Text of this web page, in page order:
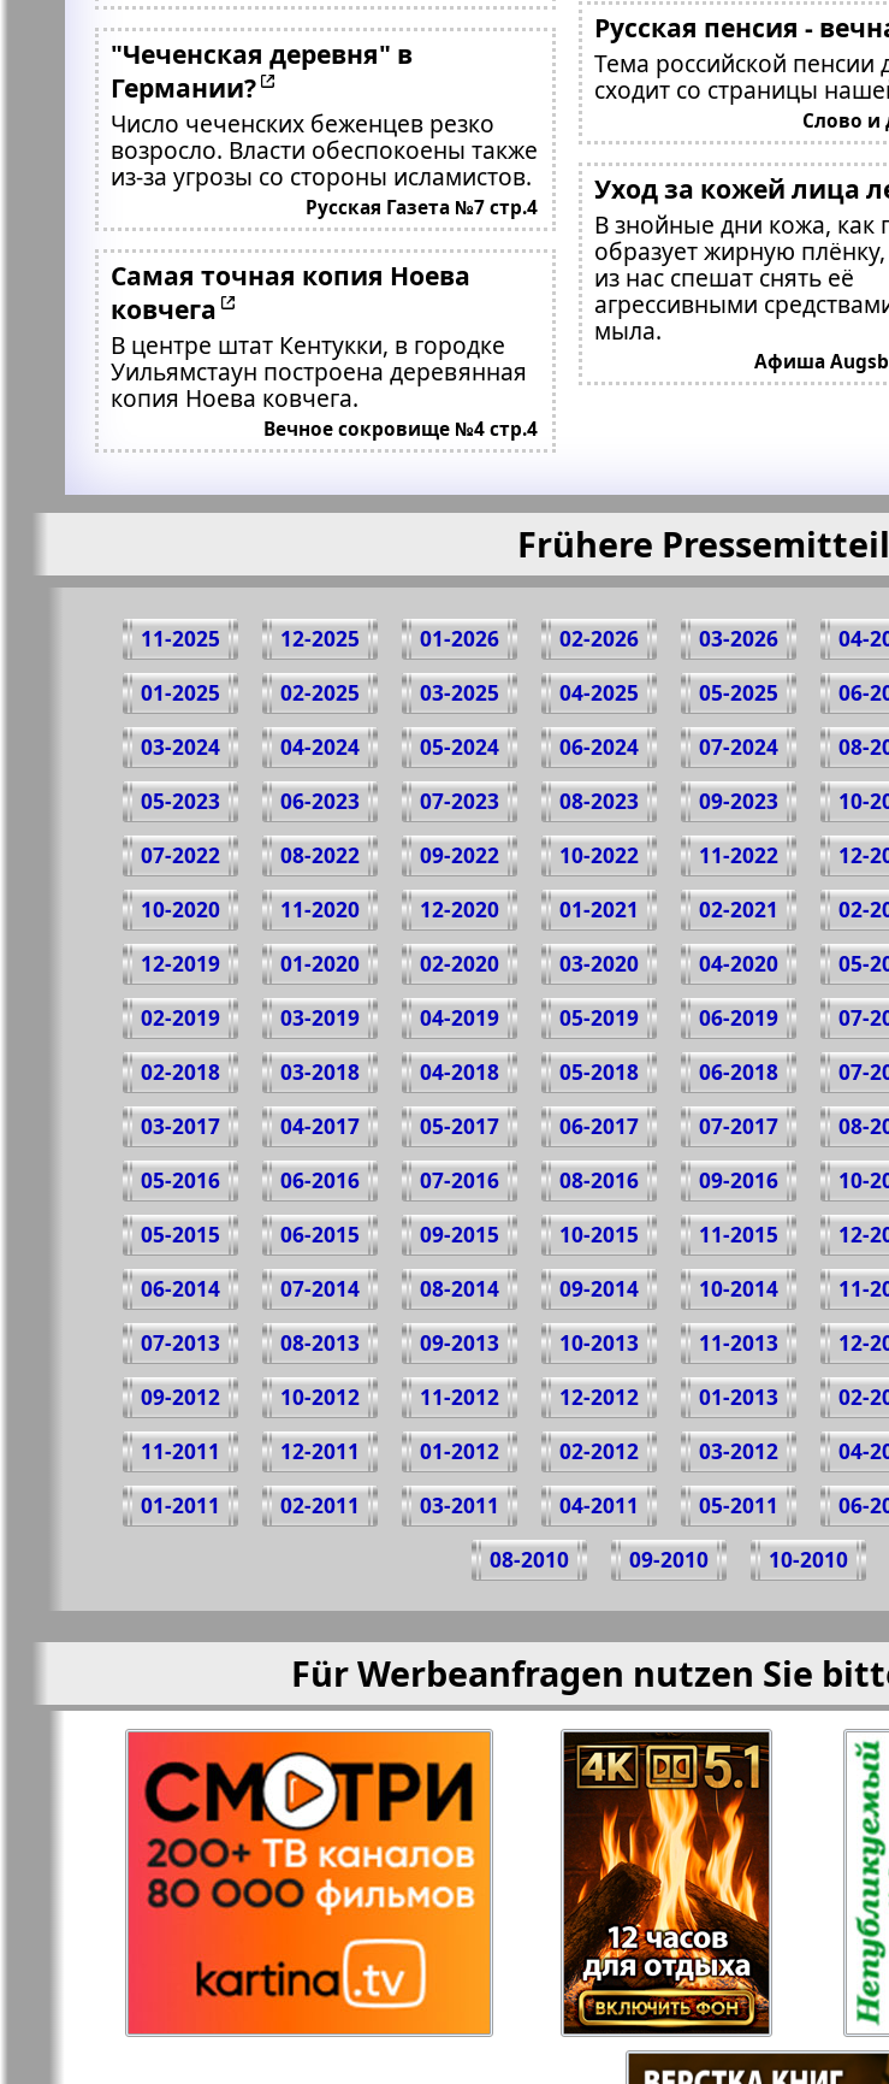
"Чеченская деревня" в
Германии?
Число чеченских беженцев резко
возросло. Власти обеспокоены также
из-за угрозы со стороны исламистов.
Русская Газета №7 стр.4
Самая точная копия Ноева
ковчега
В центре штат Кентукки, в городке
Уильямстаун построена деревянная
копия Ноева ковчега.
Вечное сокровище №4 стр.4
Русская пенсия -
Тема российской пенсии
сходит со страницы
Слово и
Уход за кожей лица
В знойные дни кожа, как
образует жирную
из нас спешат снять её
агрессивными
мыла.
Афиша
Frühere
04-
03-2026
02-2026
01-2026
12-2025
11-2025
06-
05-2025
04-2025
03-2025
02-2025
01-2025
08-
07-2024
06-2024
05-2024
04-2024
03-2024
10-
09-2023
08-2023
07-2023
06-2023
05-2023
12-
11-2022
10-2022
09-2022
08-2022
07-2022
02-
02-2021
01-2021
12-2020
11-2020
10-2020
05-
04-2020
03-2020
02-2020
01-2020
12-2019
07-
06-2019
05-2019
04-2019
03-2019
02-2019
07-
06-2018
05-2018
04-2018
03-2018
02-2018
08-
07-2017
06-2017
05-2017
04-2017
03-2017
10-
09-2016
08-2016
07-2016
06-2016
05-2016
12-
11-2015
10-2015
09-2015
06-2015
05-2015
11-
10-2014
09-2014
08-2014
07-2014
06-2014
12-
11-2013
10-2013
09-2013
08-2013
07-2013
02-
01-2013
12-2012
11-2012
10-2012
09-2012
04-
03-2012
02-2012
01-2012
12-2011
11-2011
06-
05-2011
04-2011
03-2011
02-2011
01-2011
10-2010
09-2010
08-2010
Für Werbeanfragen nutzen Sie